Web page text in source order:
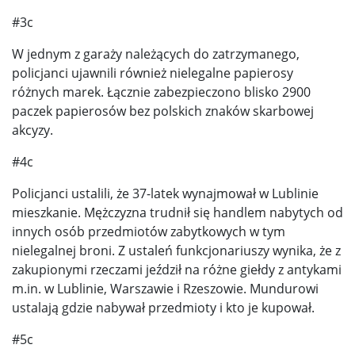
#3c
W jednym z garaży należących do zatrzymanego,
policjanci ujawnili również nielegalne papierosy
różnych marek. Łącznie zabezpieczono blisko 2900
paczek papierosów bez polskich znaków skarbowej
akcyzy.
#4c
Policjanci ustalili, że 37-latek wynajmował w Lublinie
mieszkanie. Mężczyzna trudnił się handlem nabytych od
innych osób przedmiotów zabytkowych w tym
nielegalnej broni. Z ustaleń funkcjonariuszy wynika, że z
zakupionymi rzeczami jeździł na różne giełdy z antykami
m.in. w Lublinie, Warszawie i Rzeszowie. Mundurowi
ustalają gdzie nabywał przedmioty i kto je kupował.
#5c